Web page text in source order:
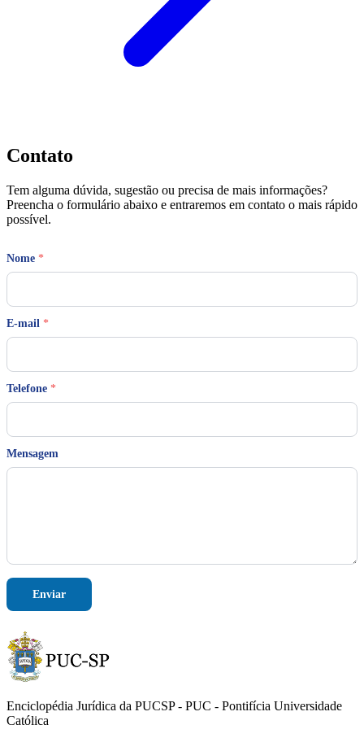
Contato
Tem alguma dúvida, sugestão ou precisa de mais informações?
Preencha o formulário abaixo e entraremos em contato o mais rápido
possível.
*
l
e
f
Nome *
E-mail *
Telefone *
Mensagem
Enviar
Enciclopédia Jurídica da PUCSP - PUC - Pontifícia Universidade
Católica